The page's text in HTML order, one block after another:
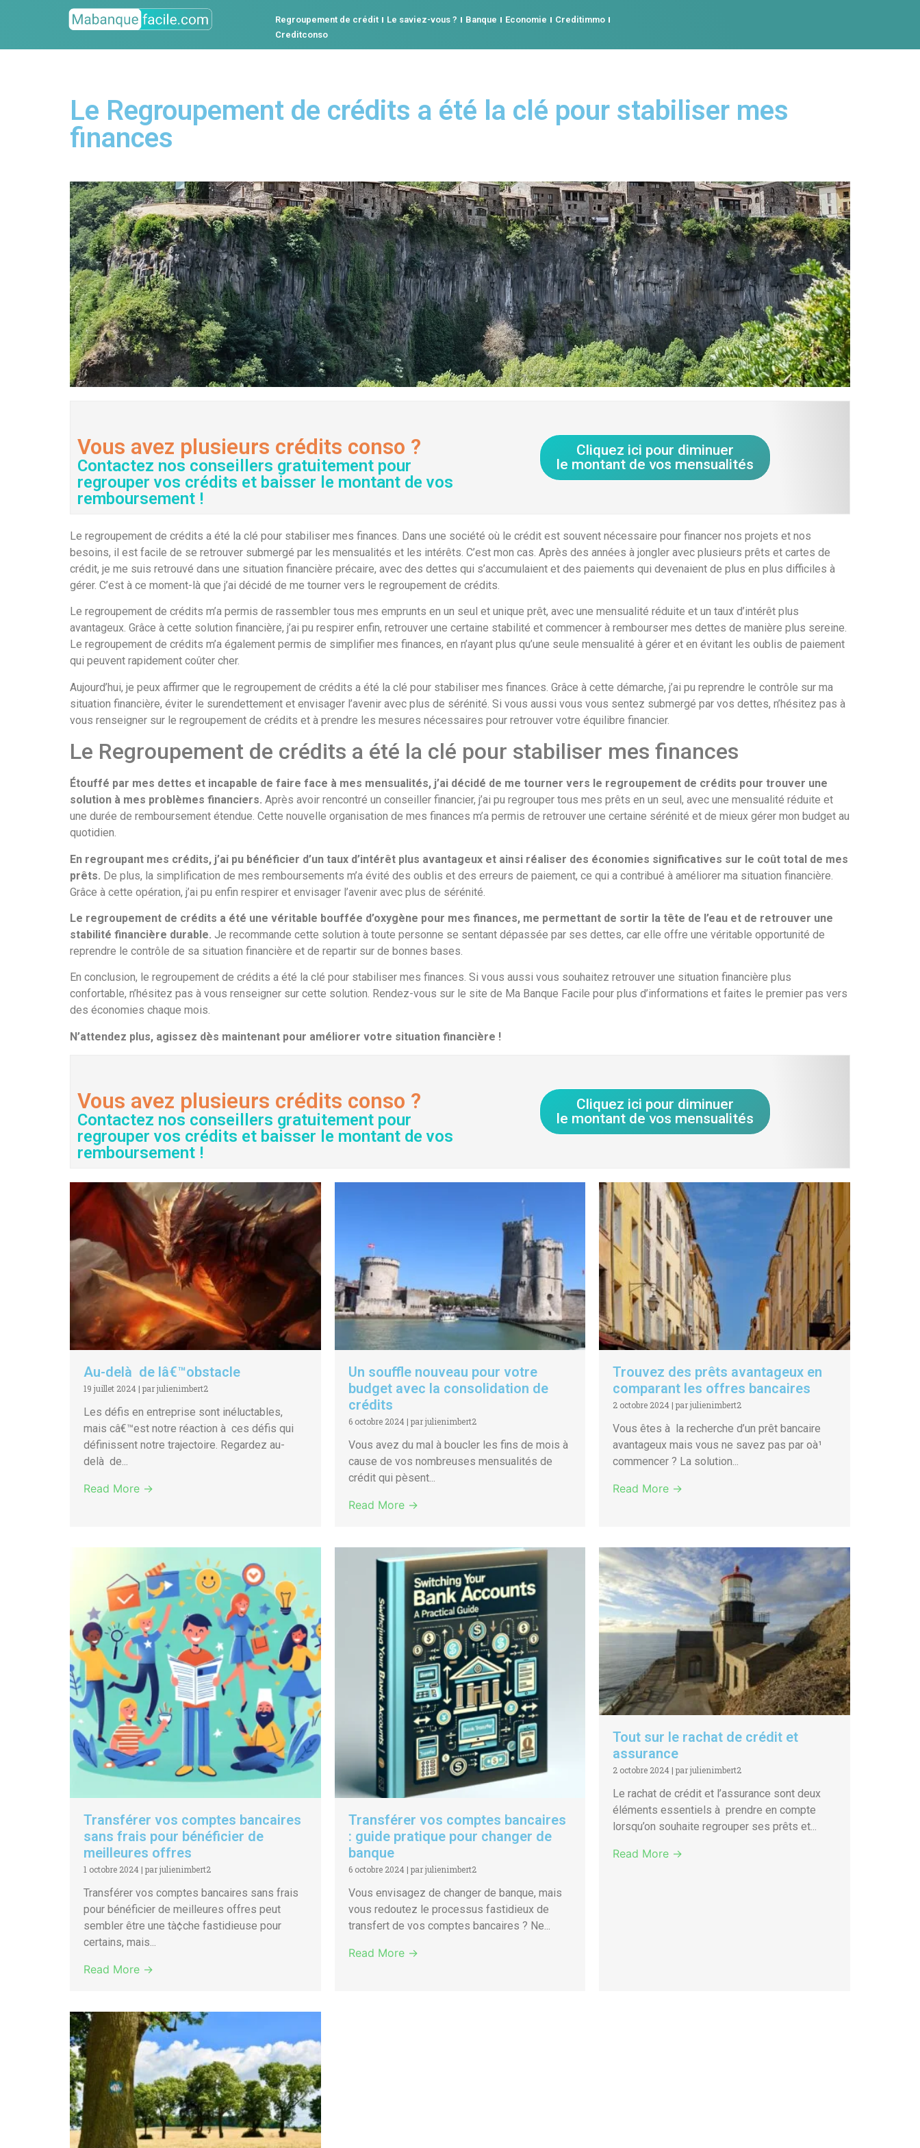
Regroupement de crédit Le saviez-vous ? Banque Economie
Creditimmo
Creditconso
Le Regroupement de crédits a été la clé pour stabiliser mes
finances
Vous avez plusieurs crédits conso ?
Contactez nos conseillers gratuitement pour
regrouper vos crédits et baisser le montant de vos
remboursement !
Cliquez ici pour diminuer
le montant de vos mensualités
Le regroupement de crédits a été la clé pour stabiliser mes finances. Dans une société où le crédit est souvent nécessaire pour financer nos projets et nos
besoins, il est facile de se retrouver submergé par les mensualités et les intérêts. C’est mon cas. Après des années à jongler avec plusieurs prêts et cartes de
crédit, je me suis retrouvé dans une situation financière précaire, avec des dettes qui s’accumulaient et des paiements qui devenaient de plus en plus difficiles à
gérer. C’est à ce moment-là que j’ai décidé de me tourner vers le regroupement de crédits.
Le regroupement de crédits m’a permis de rassembler tous mes emprunts en un seul et unique prêt, avec une mensualité réduite et un taux d’intérêt plus
avantageux. Grâce à cette solution financière, j’ai pu respirer enfin, retrouver une certaine stabilité et commencer à rembourser mes dettes de manière plus sereine.
Le regroupement de crédits m’a également permis de simplifier mes finances, en n’ayant plus qu’une seule mensualité à gérer et en évitant les oublis de paiement
qui peuvent rapidement coûter cher.
Aujourd’hui, je peux affirmer que le regroupement de crédits a été la clé pour stabiliser mes finances. Grâce à cette démarche, j’ai pu reprendre le contrôle sur ma
situation financière, éviter le surendettement et envisager l’avenir avec plus de sérénité. Si vous aussi vous vous sentez submergé par vos dettes, n’hésitez pas à
vous renseigner sur le regroupement de crédits et à prendre les mesures nécessaires pour retrouver votre équilibre financier.
Le Regroupement de crédits a été la clé pour stabiliser mes finances
Étouffé par mes dettes et incapable de faire face à mes mensualités, j’ai décidé de me tourner vers le regroupement de crédits pour trouver une
solution à mes problèmes financiers. Après avoir rencontré un conseiller financier, j’ai pu regrouper tous mes prêts en un seul, avec une mensualité réduite et
une durée de remboursement étendue. Cette nouvelle organisation de mes finances m’a permis de retrouver une certaine sérénité et de mieux gérer mon budget au
quotidien.
En regroupant mes crédits, j’ai pu bénéficier d’un taux d’intérêt plus avantageux et ainsi réaliser des économies significatives sur le coût total de mes
prêts. De plus, la simplification de mes remboursements m’a évité des oublis et des erreurs de paiement, ce qui a contribué à améliorer ma situation financière.
Grâce à cette opération, j’ai pu enfin respirer et envisager l’avenir avec plus de sérénité.
Le regroupement de crédits a été une véritable bouffée d’oxygène pour mes finances, me permettant de sortir la tête de l’eau et de retrouver une
stabilité financière durable. Je recommande cette solution à toute personne se sentant dépassée par ses dettes, car elle offre une véritable opportunité de
reprendre le contrôle de sa situation financière et de repartir sur de bonnes bases.
En conclusion, le regroupement de crédits a été la clé pour stabiliser mes finances. Si vous aussi vous souhaitez retrouver une situation financière plus
confortable, n’hésitez pas à vous renseigner sur cette solution. Rendez-vous sur le site de Ma Banque Facile pour plus d’informations et faites le premier pas vers
des économies chaque mois.
N’attendez plus, agissez dès maintenant pour améliorer votre situation financière !
Vous avez plusieurs crédits conso ?
Contactez nos conseillers gratuitement pour
regrouper vos crédits et baisser le montant de vos
remboursement !
Cliquez ici pour diminuer
le montant de vos mensualités
Au-delà de lâ€™obstacle
19 juillet 2024 | par julienimbert2
Les défis en entreprise sont inéluctables,
mais câ€™est notre réaction à ces défis qui
définissent notre trajectoire. Regardez au-
delà de...
Read More →
Un souffle nouveau pour votre
budget avec la consolidation de
crédits
6 octobre 2024 | par julienimbert2
Vous avez du mal à boucler les fins de mois à
cause de vos nombreuses mensualités de
crédit qui pèsent...
Read More →
Trouvez des prêts avantageux en
comparant les offres bancaires
2 octobre 2024 |par julienimbert2
Vous êtes à la recherche d’un prêt bancaire
avantageux mais vous ne savez pas par oà¹
commencer ? La solution...
Read More →
Transférer vos comptes bancaires
sans frais pour bénéficier de
meilleures offres
1 octobre 2024 | par julienimbert2
Transférer vos comptes bancaires sans frais
pour bénéficier de meilleures offres peut
sembler être une tà¢che fastidieuse pour
certains, mais...
Read More →
Transférer vos comptes bancaires
: guide pratique pour changer de
banque
6 octobre 2024 | par julienimbert2
Vous envisagez de changer de banque, mais
vous redoutez le processus fastidieux de
transfert de vos comptes bancaires ? Ne...
Read More →
Tout sur le rachat de crédit et
assurance
2 octobre 2024 |par julienimbert2
Le rachat de crédit et l’assurance sont deux
éléments essentiels à prendre en compte
lorsqu’on souhaite regrouper ses prêts et...
Read More →